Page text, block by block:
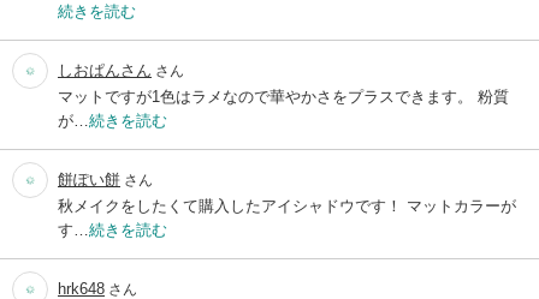
続きを読む
しおぱんさん さん
マットですが1色はラメなので華やかさをプラスできます。 粉質
が… 続きを読む
餅ぽい餅 さん
秋メイクをしたくて購入したアイシャドウです！ マットカラーが
す… 続きを読む
hrk648 さん